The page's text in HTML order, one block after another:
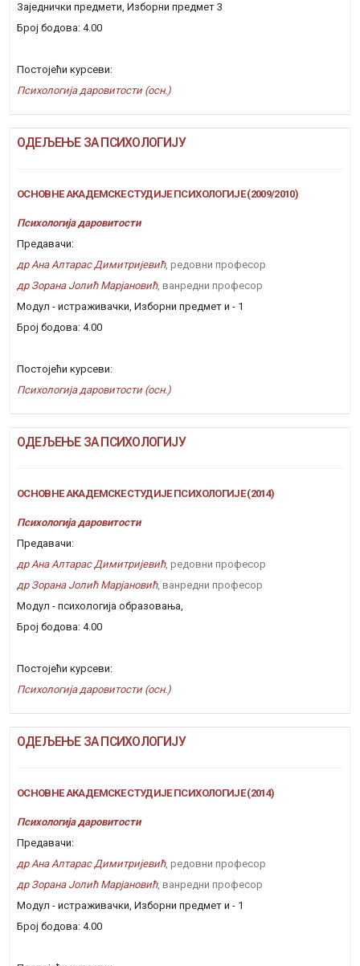
Заједнички предмети, Изборни предмет 3
Број бодова: 4.00
Постојећи курсеви:
Психологија даровитости (осн.)
ОДЕЉЕЊЕ ЗА ПСИХОЛОГИЈУ
ОСНОВНЕ АКАДЕМСКЕ СТУДИЈЕ ПСИХОЛОГИЈЕ (2009/2010)
Психологија даровитости
Предавачи:
др Ана Алтарас Димитријевић, редовни професор
др Зорана Јолић Марјановић, ванредни професор
Модул - истраживачки, Изборни предмет и - 1
Број бодова: 4.00
Постојећи курсеви:
Психологија даровитости (осн.)
ОДЕЉЕЊЕ ЗА ПСИХОЛОГИЈУ
ОСНОВНЕ АКАДЕМСКЕ СТУДИЈЕ ПСИХОЛОГИЈЕ (2014)
Психологија даровитости
Предавачи:
др Ана Алтарас Димитријевић, редовни професор
др Зорана Јолић Марјановић, ванредни професор
Модул - психологија образовања,
Број бодова: 4.00
Постојећи курсеви:
Психологија даровитости (осн.)
ОДЕЉЕЊЕ ЗА ПСИХОЛОГИЈУ
ОСНОВНЕ АКАДЕМСКЕ СТУДИЈЕ ПСИХОЛОГИЈЕ (2014)
Психологија даровитости
Предавачи:
др Ана Алтарас Димитријевић, редовни професор
др Зорана Јолић Марјановић, ванредни професор
Модул - истраживачки, Изборни предмет и - 1
Број бодова: 4.00